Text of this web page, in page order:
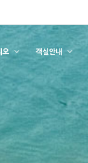
오 객실안내